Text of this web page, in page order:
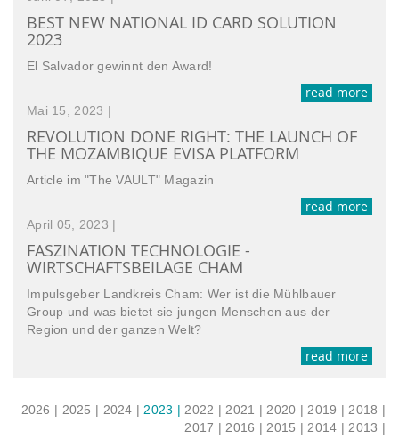
BEST NEW NATIONAL ID CARD SOLUTION
2023
El Salvador gewinnt den Award!
read more
Mai 15, 2023 |
REVOLUTION DONE RIGHT: THE LAUNCH OF
THE MOZAMBIQUE EVISA PLATFORM
Article im "The VAULT" Magazin
read more
April 05, 2023 |
FASZINATION TECHNOLOGIE -
WIRTSCHAFTSBEILAGE CHAM
Impulsgeber Landkreis Cham: Wer ist die Mühlbauer
Group und was bietet sie jungen Menschen aus der
Region und der ganzen Welt?
read more
2026 | 2025 | 2024 | 2023 | 2022 | 2021 | 2020 | 2019 | 2018 |
2017 | 2016 | 2015 | 2014 | 2013 |